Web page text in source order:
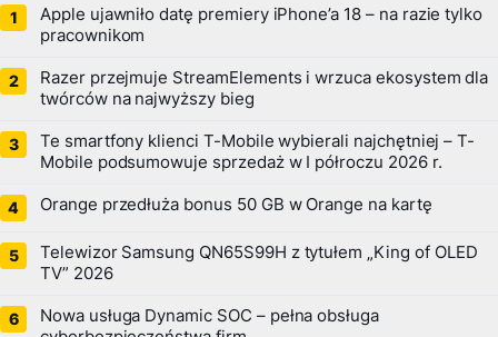
Apple ujawniło datę premiery iPhone’a 18 – na razie tylko
pracownikom
Razer przejmuje StreamElements i wrzuca ekosystem dla
twórców na najwyższy bieg
Te smartfony klienci T-Mobile wybierali najchętniej – T-
Mobile podsumowuje sprzedaż w I półroczu 2026 r.
Orange przedłuża bonus 50 GB w Orange na kartę
Telewizor Samsung QN65S99H z tytułem „King of OLED
TV” 2026
Nowa usługa Dynamic SOC – pełna obsługa